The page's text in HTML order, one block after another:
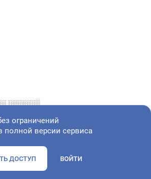
░░░░░░░
документы, адрес регистрации и
ограничений
полной версии сервиса
ДОСТУП ВОЙТИ